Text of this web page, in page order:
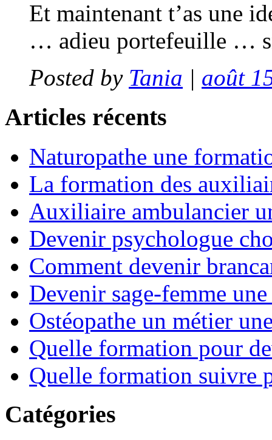
Et maintenant t’as une
… adieu portefeuille …
Posted by Tania | août
Articles récents
Naturopathe une
La formation des
Auxiliaire ambulancier
Devenir psychologue
Comment devenir
Devenir sage-femme
Ostéopathe un métier
Quelle formation pour
Quelle formation suivre
Catégories